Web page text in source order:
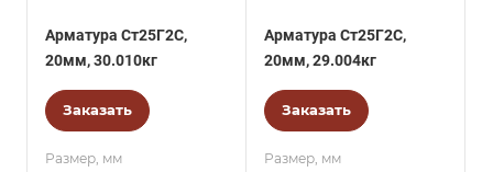
Арматура Ст25Г2С,
20мм, 30.010кг
Заказать
Размер, мм
Арматура Ст25Г2С,
20мм, 29.004кг
Заказать
Размер, мм